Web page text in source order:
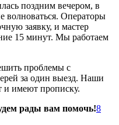
поздним вечером, в
волноваться. Операторы
заявку, и мастер
15 минут. Мы работаем
проблемы с
за один выезд. Наши
и имеют прописку.
рады вам помочь!8